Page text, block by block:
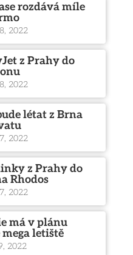
rozdává míle
2022
z Prahy do
2022
létat z Brna
2022
z Prahy do
Rhodos
2022
má v plánu
letiště
2022